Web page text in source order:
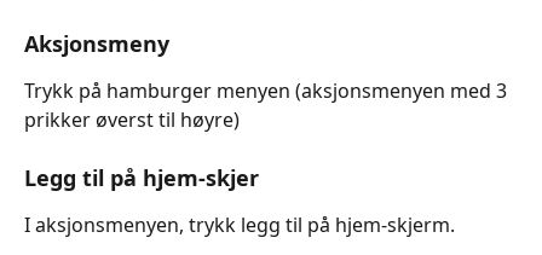
Aksjonsmeny
Trykk på hamburger menyen (aksjonsmenyen med 3
prikker øverst til høyre)
Legg til på hjem-skjer
I aksjonsmenyen, trykk legg til på hjem-skjerm.